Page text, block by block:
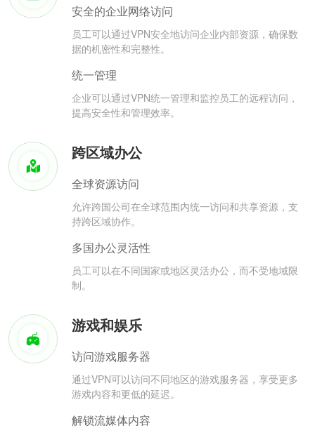
安全的企业网络访问
员工可以通过VPN安全地访问企业内部资源，确保数
据的机密性和完整性。
统一管理
企业可以通过VPN统一管理和监控员工的远程访问，
提高安全性和管理效率。
跨区域办公
全球资源访问
允许跨国公司在全球范围内统一访问和共享资源，支
持跨区域协作。
多国办公灵活性
员工可以在不同国家或地区灵活办公，而不受地域限
制。
游戏和娱乐
访问游戏服务器
通过VPN可以访问不同地区的游戏服务器，享受更多
游戏内容和更低的延迟。
解锁流媒体内容